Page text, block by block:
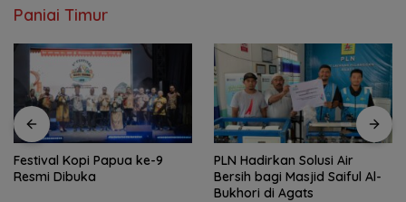
Paniai Timur
Festival Kopi Papua ke-9
Resmi Dibuka
PLN Hadirkan Solusi Air
Bersih bagi Masjid Saiful Al-
Bukhori di Agats